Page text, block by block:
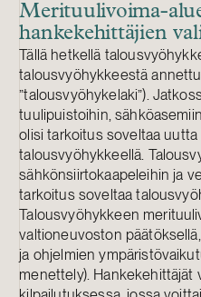
Merituulivoima-
hankekehittäjien
Tällä hetkellä
talousvyöhykkeestä
”talousvyöhykelaki”).
tuulipuistoihin,
olisi tarkoitus soveltaa
talousvyöhykkeellä.
sähkönsiirtokaapeleihin ja
tarkoitus soveltaa
Talousvyöhykkeen
valtioneuvoston
ja ohjelmien
menettely). Hankekehittäjät